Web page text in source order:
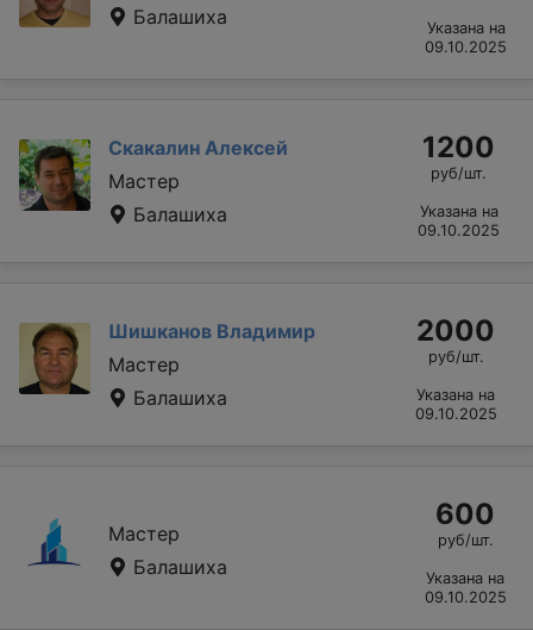
Балашиха
Указана на
09.10.2025
Скакалин Алексей
Мастер
Балашиха
1200
руб/шт.
Указана на
09.10.2025
Шишканов Владимир
Мастер
Балашиха
2000
руб/шт.
Указана на
09.10.2025
Мастер
Балашиха
600
руб/шт.
Указана на
09.10.2025